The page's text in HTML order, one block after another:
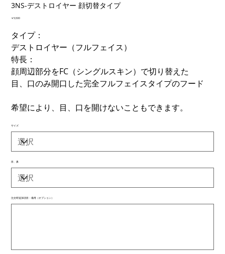
3NS-デストロイヤー 顔切替タイプ
価
￥5,500
タイプ：
デストロイヤー（フルフェイス）
特長：
顔周辺部分をFC（シングルスキン）で切り替えた
目、口のみ開口した完全フルフェイスタイプのフード
希望により、目、口を開けないこともできます。
サイズ
目、鼻
注文時追加項目・備考（オプション）
入